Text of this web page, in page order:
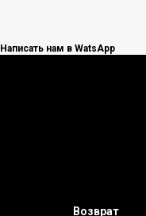
Написать нам в WatsApp
Возврат